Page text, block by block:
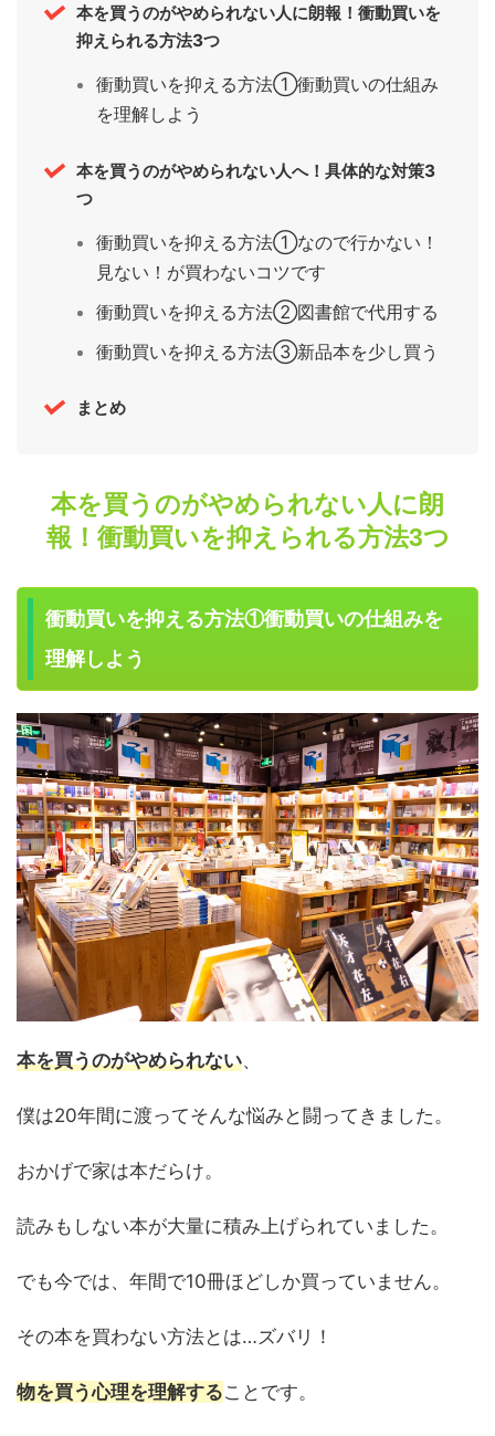
本を買うのがやめられない人に朗報！衝動買いを
抑えられる方法3つ
衝動買いを抑える方法①衝動買いの仕組み
を理解しよう
本を買うのがやめられない人へ！具体的な対策3
つ
衝動買いを抑える方法①なので行かない！
見ない！が買わないコツです
衝動買いを抑える方法②図書館で代用する
衝動買いを抑える方法③新品本を少し買う
まとめ
本を買うのがやめられない人に朗
報！衝動買いを抑えられる方法3つ
衝動買いを抑える方法①衝動買いの仕組みを
理解しよう
本を買うのがやめられない、
僕は20年間に渡ってそんな悩みと闘ってきました。
おかげで家は本だらけ。
読みもしない本が大量に積み上げられていました。
でも今では、年間で10冊ほどしか買っていません。
その本を買わない方法とは…ズバリ！
物を買う心理を理解することです。